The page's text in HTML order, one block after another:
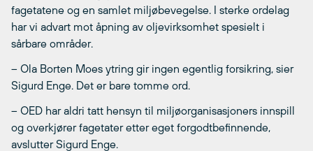
fagetatene og en samlet miljøbevegelse. I sterke ordelag
har vi advart mot åpning av oljevirksomhet spesielt i
sårbare områder.
– Ola Borten Moes ytring gir ingen egentlig forsikring, sier
Sigurd Enge. Det er bare tomme ord.
– OED har aldri tatt hensyn til miljøorganisasjoners innspill
og overkjører fagetater etter eget forgodtbefinnende,
avslutter Sigurd Enge.